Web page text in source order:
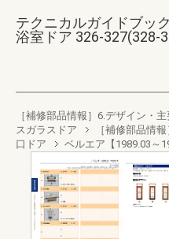
テクニカルガイドブッ
浴室ドア 326-327(328-
［補修部品情報］6.デザイン・
スガラスドア
［補修部品情
口ドア
ベルエア【1989.03～